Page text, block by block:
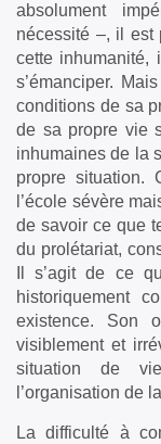
absolument
nécessité –, il est
cette inhumanité,
s’émanciper.
conditions de sa
de sa propre vie
inhumaines de la
propre situation.
l’école sévère
de savoir ce que
du prolétariat,
Il s’agit de ce
historiquement
existence. Son
visiblement et
situation de
l’organisation de
La difficulté à